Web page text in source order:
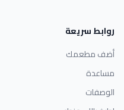
روابط سريعة
أضف مطعمك
مساعدة
الوصفات